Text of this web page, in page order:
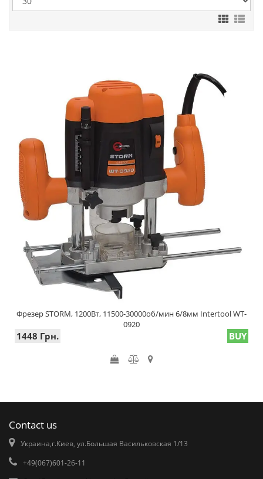
Фрезер STORM, 1200Вт, 11500-30000об/мин 6/8мм Intertool WT-
0920
1448 Грн. BUY
Contact us
Украина,г.Киев, ул.Большая Васильковская 1/13
+49(067)601-26-11